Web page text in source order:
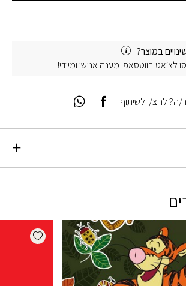
במוצר?
לצ׳אט בווטסאפ. מענה אנושי ומיידי!
לחצ/י לשיתוף:
wishlist